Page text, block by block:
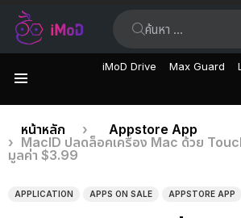
iMoD Drive Max Guard
เรื่อง
ล่าสุด
คุณอยู่ที่นี่:
หน้าหลัก
Appstore App
MacID ปลดล็อคเครื่อง Mac ด้วย
มูลค่า $3.99
APPLICATION APPS ON SALE APPSTORE APP